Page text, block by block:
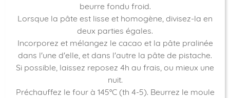
beurre fondu froid.
Lorsque la pâte est lisse et homogène, divisez-la en
deux parties égales.
Incorporez et mélangez le cacao et la pâte pralinée
dans l'une d'elle, et dans l'autre la pâte de pistache.
Si possible, laissez reposez 4h au frais, ou mieux une
nuit.
Préchauffez le four à 145°C (th 4-5). Beurrez le moule